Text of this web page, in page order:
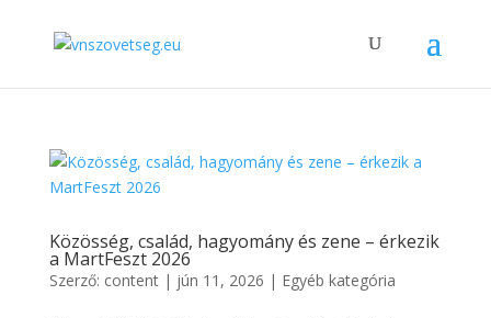
Közösség, család, hagyomány és zene – érkezik
a MartFeszt 2026
Szerző: content| jún 11, 2026 | Egyéb kategória